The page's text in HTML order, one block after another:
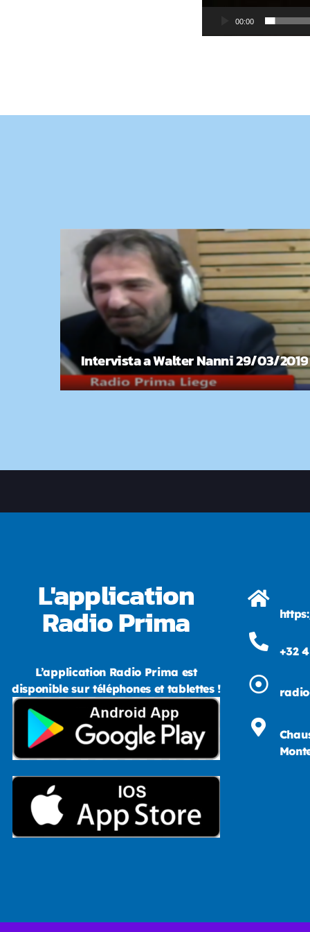
00:00
Intervista a Walter Nanni 29/03/2019
L'application
Radio Prima
L’application Radio Prima est
disponible sur téléphones et tablettes !
+32